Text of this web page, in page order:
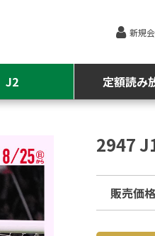
新規
J2 定額読み
2947
販売価格